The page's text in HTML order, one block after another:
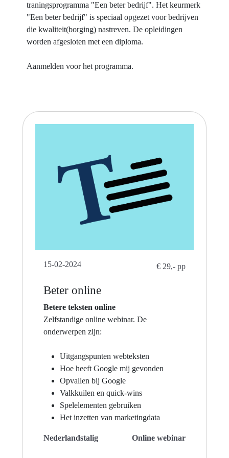
traningsprogramma "Een beter bedrijf". Het keurmerk
"Een beter bedrijf" is speciaal opgezet voor bedrijven
die kwaliteit(borging) nastreven. De opleidingen
worden afgesloten met een diploma.
Aanmelden voor het programma.
15-02-2024 € 29,- pp
Beter online
Betere teksten online
Zelfstandige online webinar. De
onderwerpen zijn:
Uitgangspunten webteksten
Hoe heeft Google mij gevonden
Opvallen bij Google
Valkkuilen en quick-wins
Spelelementen gebruiken
Het inzetten van marketingdata
Nederlandstalig Online webinar